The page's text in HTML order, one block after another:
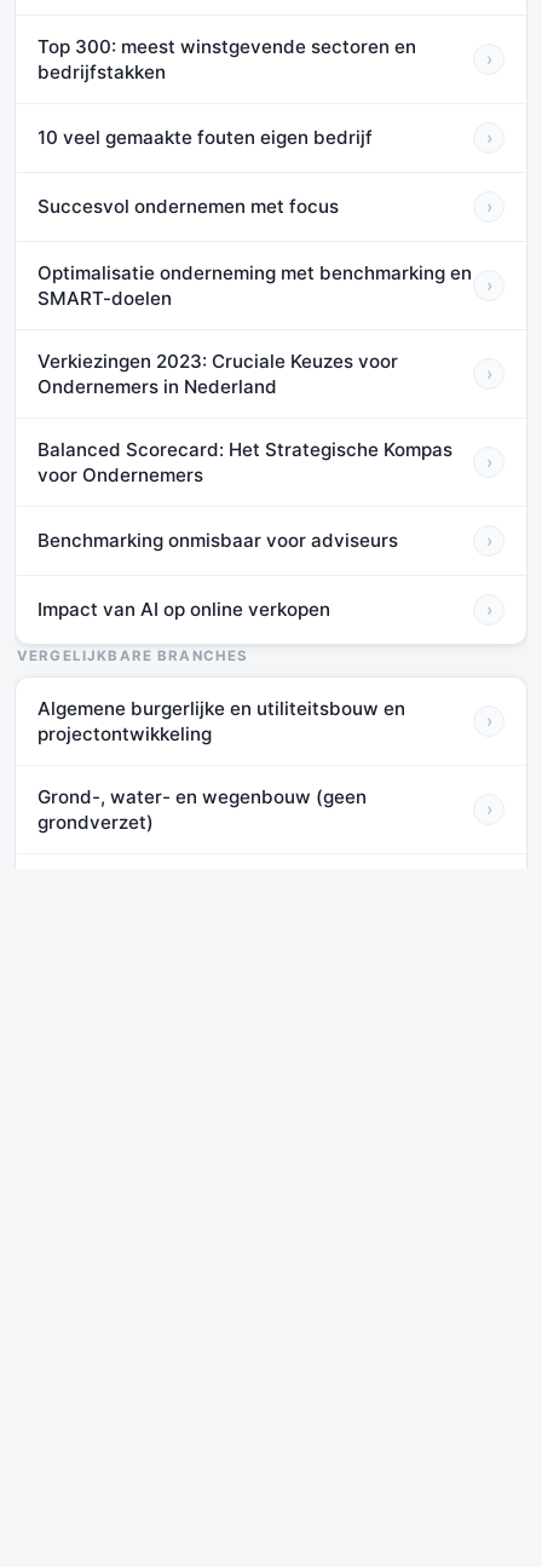
Top 300: meest winstgevende sectoren en
bedrijfstakken
›
10 veel gemaakte fouten eigen bedrijf ›
Succesvol ondernemen met focus ›
Optimalisatie onderneming met benchmarking en
SMART-doelen
›
Verkiezingen 2023: Cruciale Keuzes voor
Ondernemers in Nederland
›
Balanced Scorecard: Het Strategische Kompas
voor Ondernemers
›
Benchmarking onmisbaar voor adviseurs ›
Impact van AI op online verkopen ›
VERGELIJKBARE BRANCHES
Algemene burgerlijke en utiliteitsbouw en
projectontwikkeling
›
Grond-, water- en wegenbouw (geen
grondverzet)
›